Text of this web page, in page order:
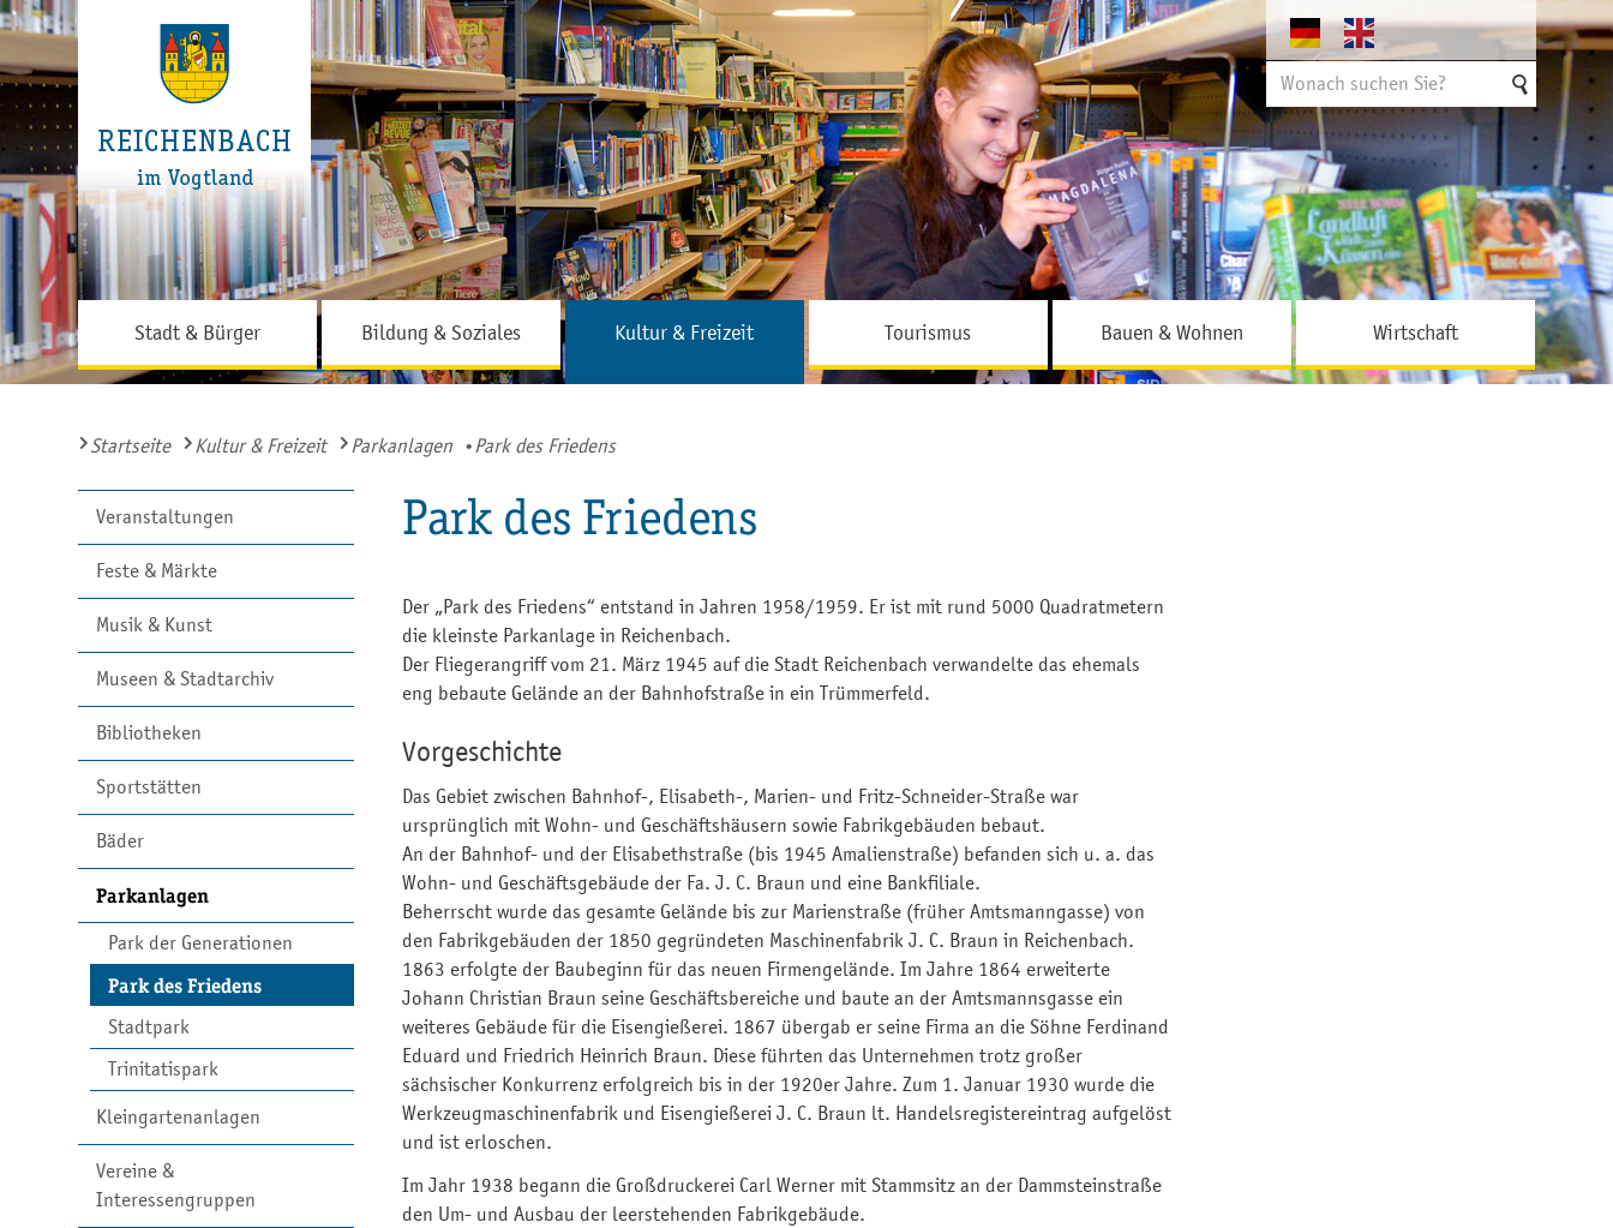
Hauptinhalt Fußbereich
Suchen
nach
Stadt & Bürger Bildung & Soziales Kultur & Freizeit Tourismus Bauen & Wohnen Wirtschaft
Startseite Kultur & Freizeit Parkanlagen Park des Friedens
Veranstaltungen
Feste & Märkte
Musik & Kunst
Museen & Stadtarchiv
Bibliotheken
Sportstätten
Bäder
Parkanlagen
Park der Generationen
Park des Friedens
Stadtpark
Trinitatispark
Kleingartenanlagen
Vereine &
Interessengruppen
Park des Friedens
Der „Park des Friedens“ entstand in Jahren 1958/1959. Er ist mit rund 5000 Quadratmetern
die kleinste Parkanlage in Reichenbach.
Der Fliegerangriff vom 21. März 1945 auf die Stadt Reichenbach verwandelte das ehemals
eng bebaute Gelände an der Bahnhofstraße in ein Trümmerfeld.
Vorgeschichte
Das Gebiet zwischen Bahnhof-, Elisabeth-, Marien- und Fritz-Schneider-Straße war
ursprünglich mit Wohn- und Geschäftshäusern sowie Fabrikgebäuden bebaut.
An der Bahnhof- und der Elisabethstraße (bis 1945 Amalienstraße) befanden sich u. a. das
Wohn- und Geschäftsgebäude der Fa. J. C. Braun und eine Bankfiliale.
Beherrscht wurde das gesamte Gelände bis zur Marienstraße (früher Amtsmanngasse) von
den Fabrikgebäuden der 1850 gegründeten Maschinenfabrik J. C. Braun in Reichenbach.
1863 erfolgte der Baubeginn für das neuen Firmengelände. Im Jahre 1864 erweiterte
Johann Christian Braun seine Geschäftsbereiche und baute an der Amtsmannsgasse ein
weiteres Gebäude für die Eisengießerei. 1867 übergab er seine Firma an die Söhne Ferdinand
Eduard und Friedrich Heinrich Braun. Diese führten das Unternehmen trotz großer
sächsischer Konkurrenz erfolgreich bis in der 1920er Jahre. Zum 1. Januar 1930 wurde die
Werkzeugmaschinenfabrik und Eisengießerei J. C. Braun lt. Handelsregistereintrag aufgelöst
und ist erloschen.
Im Jahr 1938 begann die Großdruckerei Carl Werner mit Stammsitz an der Dammsteinstraße
den Um- und Ausbau der leerstehenden Fabrikgebäude.